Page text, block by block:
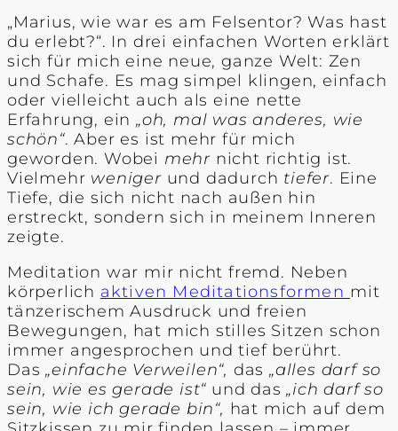
„Marius, wie war es am Felsentor? Was hast
du erlebt?“. In drei einfachen Worten erklärt
sich für mich eine neue, ganze Welt: Zen
und Schafe. Es mag simpel klingen, einfach
oder vielleicht auch als eine nette
Erfahrung, ein„oh, mal was anderes, wie
schön“. Aber es ist mehr für mich
geworden. Wobei mehr nicht richtig ist.
Vielmehr wenigerund dadurch tiefer. Eine
Tiefe, die sich nicht nach außen hin
erstreckt, sondern sich in meinem Inneren
zeigte.
Meditation war mir nicht fremd. Neben
körperlich aktiven Meditationsformen mit
tänzerischem Ausdruck und freien
Bewegungen, hat mich stilles Sitzen schon
immer angesprochen und tief berührt.
Das„einfache Verweilen“, das „alles darf so
sein, wie es gerade ist“ und das„ich darf so
sein, wie ich gerade bin“, hat mich auf dem